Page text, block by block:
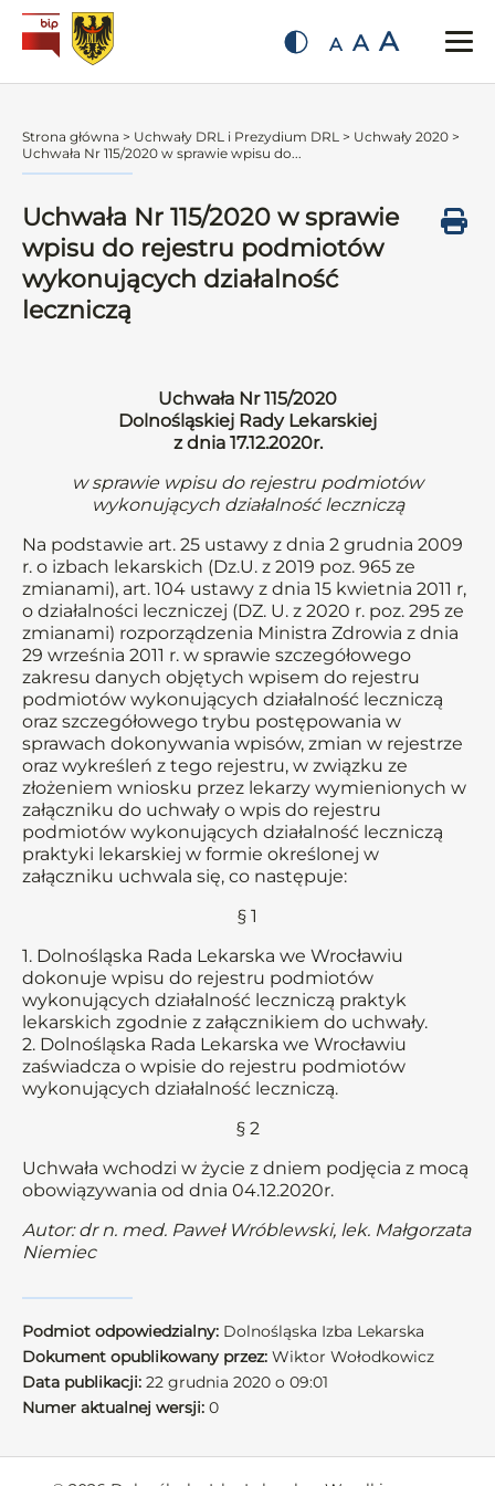
A A A
Strona główna > Uchwały DRL i Prezydium DRL > Uchwały 2020 >
Uchwała Nr 115/2020 w sprawie wpisu do...
Uchwała Nr 115/2020 w sprawie
wpisu do rejestru podmiotów
wykonujących działalność
leczniczą
Uchwała Nr 115/2020
Dolnośląskiej Rady Lekarskiej
z dnia 17.12.2020r.
w sprawie wpisu do rejestru podmiotów
wykonujących działalność leczniczą
Na podstawie art. 25 ustawy z dnia 2 grudnia 2009
r. o izbach lekarskich (Dz.U. z 2019 poz. 965 ze
zmianami), art. 104 ustawy z dnia 15 kwietnia 2011 r,
o działalności leczniczej (DZ. U. z 2020 r. poz. 295 ze
zmianami) rozporządzenia Ministra Zdrowia z dnia
29 września 2011 r. w sprawie szczegółowego
zakresu danych objętych wpisem do rejestru
podmiotów wykonujących działalność leczniczą
oraz szczegółowego trybu postępowania w
sprawach dokonywania wpisów, zmian w rejestrze
oraz wykreśleń z tego rejestru, w związku ze
złożeniem wniosku przez lekarzy wymienionych w
załączniku do uchwały o wpis do rejestru
podmiotów wykonujących działalność leczniczą
praktyki lekarskiej w formie określonej w
załączniku uchwala się, co następuje:
§ 1
1. Dolnośląska Rada Lekarska we Wrocławiu
dokonuje wpisu do rejestru podmiotów
wykonujących działalność leczniczą praktyk
lekarskich zgodnie z załącznikiem do uchwały.
2. Dolnośląska Rada Lekarska we Wrocławiu
zaświadcza o wpisie do rejestru podmiotów
wykonujących działalność leczniczą.
§ 2
Uchwała wchodzi w życie z dniem podjęcia z mocą
obowiązywania od dnia 04.12.2020r.
Autor: dr n. med. Paweł Wróblewski, lek. Małgorzata
Niemiec
Podmiot odpowiedzialny: Dolnośląska Izba Lekarska
Dokument opublikowany przez: Wiktor Wołodkowicz
Data publikacji: 22 grudnia 2020 o 09:01
Numer aktualnej wersji: 0